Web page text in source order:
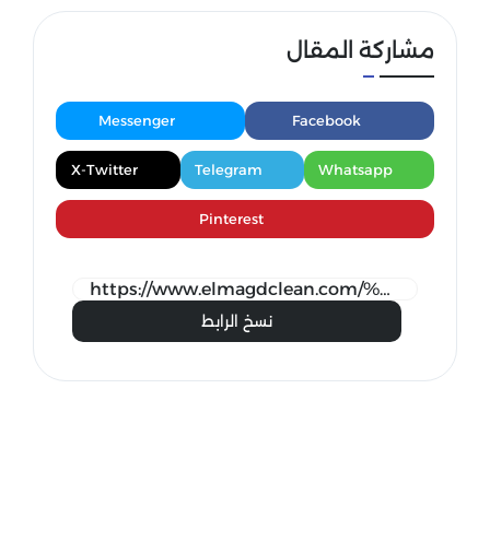
مشاركة المقال
Facebook
Messenger
Whatsapp
Telegram
X-Twitter
Pinterest
نسخ الرابط